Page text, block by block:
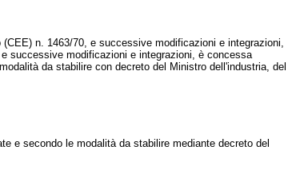
n. 1463/70, e successive modificazioni e integrazioni,
successive modificazioni e integrazioni, è concessa
da stabilire con decreto del Ministro dell'industria, del
e secondo le modalità da stabilire mediante decreto del